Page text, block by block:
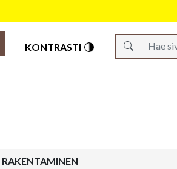
KONTRASTI
RAKENTAMINEN